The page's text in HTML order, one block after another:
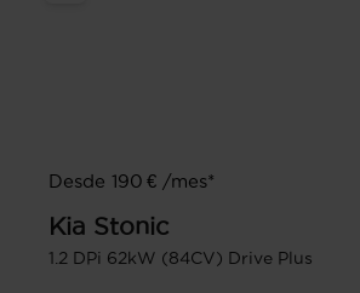
Desde 190 € /mes*
Kia Stonic
1.2 DPi 62kW (84CV) Drive Plus